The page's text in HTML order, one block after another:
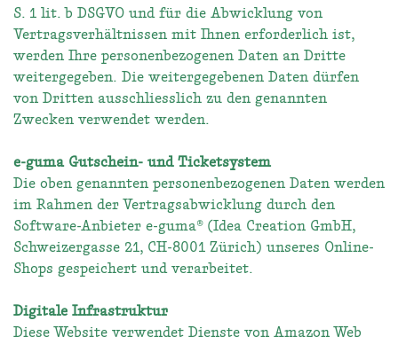
S. 1 lit. b DSGVO und für die Abwicklung von
Vertragsverhältnissen mit Ihnen erforderlich ist,
werden Ihre personenbezogenen Daten an Dritte
weitergegeben. Die weitergegebenen Daten dürfen
von Dritten ausschliesslich zu den genannten
Zwecken verwendet werden.
e-guma Gutschein- und Ticketsystem
Die oben genannten personenbezogenen Daten werden
im Rahmen der Vertragsabwicklung durch den
Software-Anbieter e-guma® (Idea Creation GmbH,
Schweizergasse 21, CH-8001 Zürich) unseres Online-
Shops gespeichert und verarbeitet.
Digitale Infrastruktur
Diese Website verwendet Dienste von Amazon Web